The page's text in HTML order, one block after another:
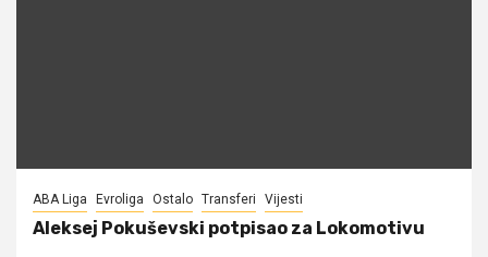
ABA Liga Evroliga Ostalo Transferi Vijesti
Aleksej Pokuševski potpisao za Lokomotivu